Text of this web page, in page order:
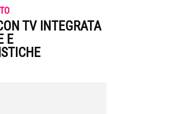
TV INTEGRATA
E